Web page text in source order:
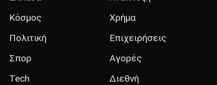
Κόσμος
Πολιτική
Σπορ
Tech
Χρήμα
Επιχειρήσεις
Αγορές
Διεθνή